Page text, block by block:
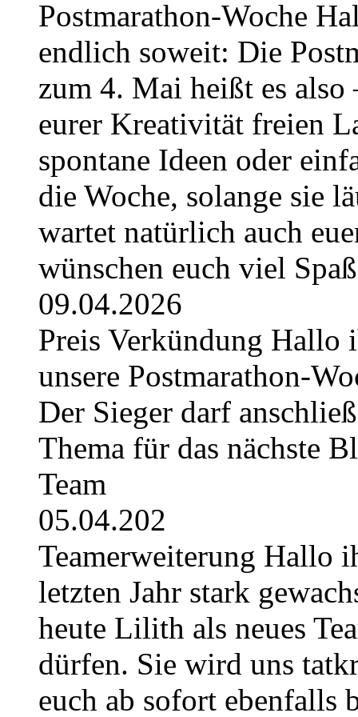
Postmarathon-Woche
endlich soweit: Die
zum 4. Mai heißt es also
eurer Kreativität freien
spontane Ideen oder
die Woche, solange sie
wartet natürlich auch
wünschen euch viel
09.04.2026
Preis Verkündung Hallo
unsere Postmarathon-
Der Sieger darf
Thema für das nächste
Team
05.04.202
Teamerweiterung Hallo
letzten Jahr stark
heute Lilith als neues
dürfen. Sie wird uns
euch ab sofort ebenfalls